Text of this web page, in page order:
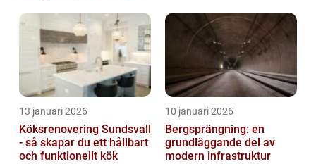
13 januari 2026
Köksrenovering Sundsvall
- så skapar du ett hållbart
och funktionellt kök
10 januari 2026
Bergsprängning: en
grundläggande del av
modern infrastruktur